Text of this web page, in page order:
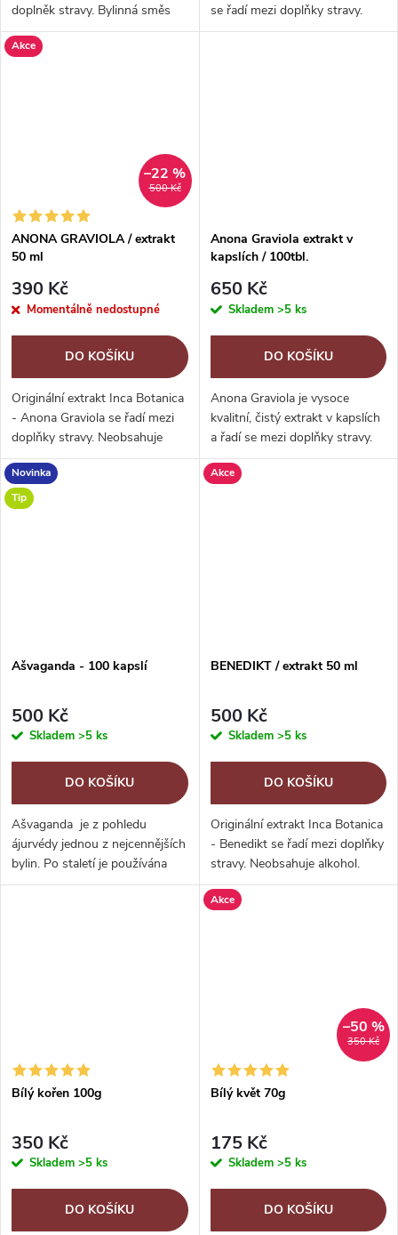
doplněk stravy. Bylinná směs
Amazonská liána je sestavena
dle pradávných indiánských
se řadí mezi doplňky stravy.
Neobsahuje alkohol. Bylinný
Akce
500 Kč
–22 %
ANONA GRAVIOLA / extrakt
50 ml
390 Kč
Momentálně nedostupné
DO KOŠÍKU
Originální extrakt Inca Botanica
- Anona Graviola se řadí mezi
doplňky stravy. Neobsahuje
alkohol. Anona Graviola známá
také jako Anona ostnitá nebo
Láhevník ostnitý je ovocný...
Anona Graviola extrakt v
kapslích / 100tbl.
650 Kč
Skladem >5 ks
DO KOŠÍKU
Anona Graviola je vysoce
kvalitní, čistý extrakt v kapslích
a řadí se mezi doplňky stravy.
Anona Graviola, známá také
jako Anona ostnitá nebo
Novinka
Tip
Ašvaganda - 100 kapslí
500 Kč
Skladem >5 ks
DO KOŠÍKU
Ašvaganda je z pohledu
ájurvédy jednou z nejcennějších
bylin. Po staletí je používána
pro velkou řadu pozitivních
Akce
BENEDIKT / extrakt 50 ml
500 Kč
Skladem >5 ks
DO KOŠÍKU
Originální extrakt Inca Botanica
- Benedikt se řadí mezi doplňky
stravy. Neobsahuje alkohol.
Benedikt lékařský neboli Hořký
bodlák roste na slunných
Bílý kořen 100g
350 Kč
Skladem >5 ks
DO KOŠÍKU
Akce
350 Kč
–50 %
Bílý květ 70g
175 Kč
Skladem >5 ks
DO KOŠÍKU